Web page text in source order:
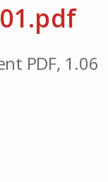
PDF, 1.06